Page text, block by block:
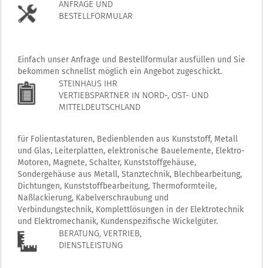
ANFRAGE UND
BESTELLFORMULAR
Einfach unser Anfrage und Bestellformular ausfüllen und Sie
bekommen schnellst möglich ein Angebot zugeschickt.
STEINHAUS IHR
VERTIEBSPARTNER IN NORD-, OST- UND
MITTELDEUTSCHLAND
für Folientastaturen, Bedienblenden aus Kunststoff, Metall
und Glas, Leiterplatten, elektronische Bauelemente, Elektro-
Motoren, Magnete, Schalter, Kunststoffgehäuse,
Sondergehäuse aus Metall, Stanztechnik, Blechbearbeitung,
Dichtungen, Kunststoffbearbeitung, Thermoformteile,
Naßlackierung, Kabelverschraubung und
Verbindungstechnik, Komplettlösungen in der Elektrotechnik
und Elektromechanik, Kundenspezifische Wickelgüter.
BERATUNG, VERTRIEB,
DIENSTLEISTUNG